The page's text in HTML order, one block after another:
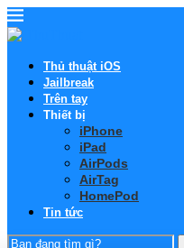
Thủ thuật iOS
Jailbreak
Trên tay
Thiết bị
iPhone
iPad
AirPods
AirTag
HomePod
Tin tức